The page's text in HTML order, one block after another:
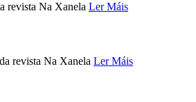
revista Na Xanela Ler Máis
revista Na Xanela Ler Máis